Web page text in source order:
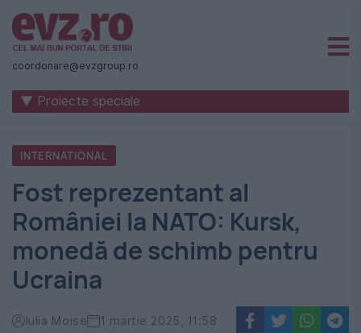
Știri
naționale
internaționale
România
-
Evenimentul
Zilei
coordonare@evzgroup.ro
▼ Proiecte speciale
INTERNATIONAL
Fost reprezentant al
României la NATO: Kursk,
monedă de schimb pentru
Ucraina
Iulia Moise 1 martie 2025, 11:58